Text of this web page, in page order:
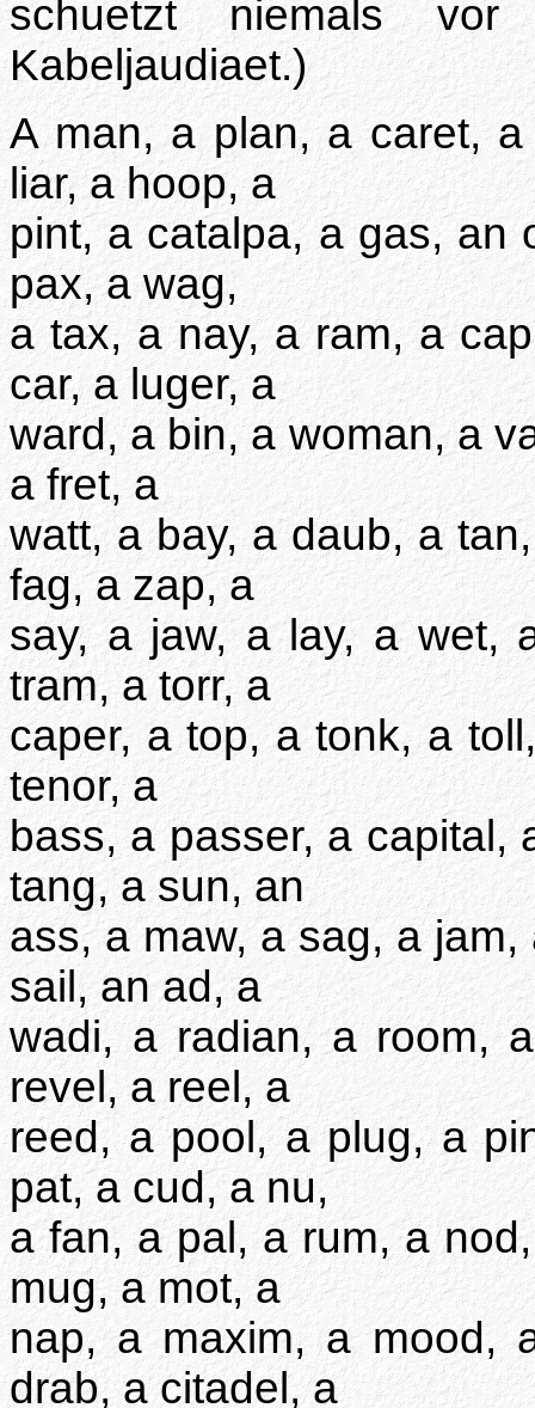
schuetzt niemals
Kabeljaudiaet.)
A man, a plan, a caret,
liar, a hoop, a
pint, a catalpa, a gas, an
pax, a wag,
a tax, a nay, a ram, a
car, a luger, a
ward, a bin, a woman, a
a fret, a
watt, a bay, a daub, a
fag, a zap, a
say, a jaw, a lay, a wet,
tram, a torr, a
caper, a top, a tonk, a
tenor, a
bass, a passer, a capital,
tang, a sun, an
ass, a maw, a sag, a
sail, an ad, a
wadi, a radian, a room,
revel, a reel, a
reed, a pool, a plug, a
pat, a cud, a nu,
a fan, a pal, a rum, a
mug, a mot, a
nap, a maxim, a mood,
drab, a citadel, a